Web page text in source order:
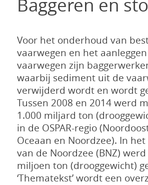
Baggeren en
Voor het onderhoud van
vaarwegen en het
vaarwegen zijn
waarbij sediment uit de
verwijderd wordt en wordt
Tussen 2008 en 2014 werd
1.000 miljard ton
in de OSPAR-regio
Oceaan en Noordzee). In
van de Noordzee (BNZ)
miljoen ton (drooggewicht)
‘Thematekst’ wordt een